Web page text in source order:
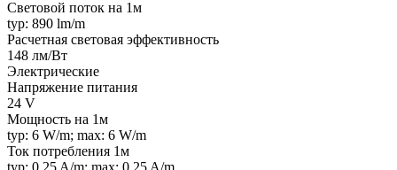
Световой поток на 1м
typ: 890 lm/m
Расчетная световая эффективность
148 лм/Вт
Электрические
Напряжение питания
24 V
Мощность на 1м
typ: 6 W/m; max: 6 W/m
Ток потребления 1м
typ: 0.25 A/m; max: 0.25 A/m